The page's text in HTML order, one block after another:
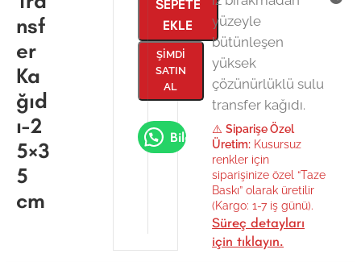
nsf
er
Ka
ğıd
ı-2
5×3
5
cm
SEPETE
EKLE
ŞIMDI
SATIN
AL
Bilgi Al
yüzeyle
bütünleşen
yüksek
çözünürlüklü sulu
transfer kağıdı.
⚠️Siparişe Özel
Üretim: Kusursuz
renkler için
siparişinize özel “Taze
Baskı” olarak üretilir
(Kargo: 1-7 iş günü).
Süreç detayları
için tıklayın.